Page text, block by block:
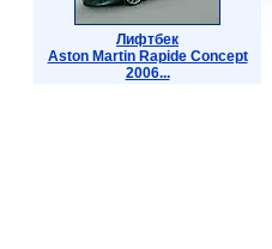
Лифтбек
Aston Martin Rapide Concept
2006...